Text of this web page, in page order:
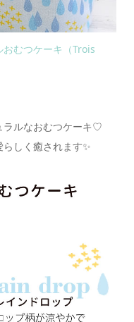
おむつケーキ（Trois
ラルなおむつケーキ♡
しく癒されます✨